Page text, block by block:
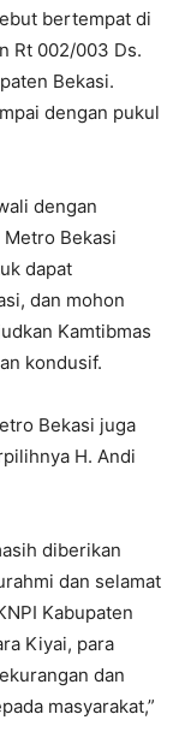
bertempat di
Rt 002/003 Ds.
Bekasi.
dengan pukul
dengan
Bekasi
dapat
dan mohon
Kamtibmas
kondusif.
Bekasi juga
H. Andi
diberikan
dan selamat
Kabupaten
Kiyai, para
dan
masyarakat,”